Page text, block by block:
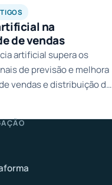
na
de vendas
artificial supera os
de previsão e melhora
vendas e distribuição do